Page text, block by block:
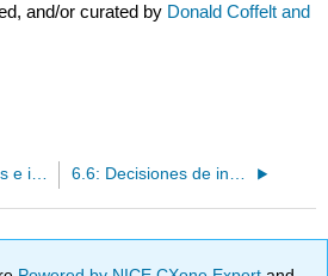
and/or curated by Donald Coffelt and
6.4: Presupuestos e ingresos por uso 6.6: Decisiones de inversión a largo plazo y funciones de costos